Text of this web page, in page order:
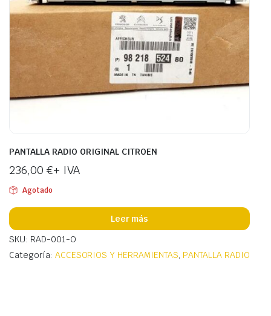
PANTALLA RADIO ORIGINAL CITROEN
236,00 €+ IVA
Agotado
Leer más
SKU: RAD-001-O
Categoría: ACCESORIOS Y HERRAMIENTAS, PANTALLA RADIO